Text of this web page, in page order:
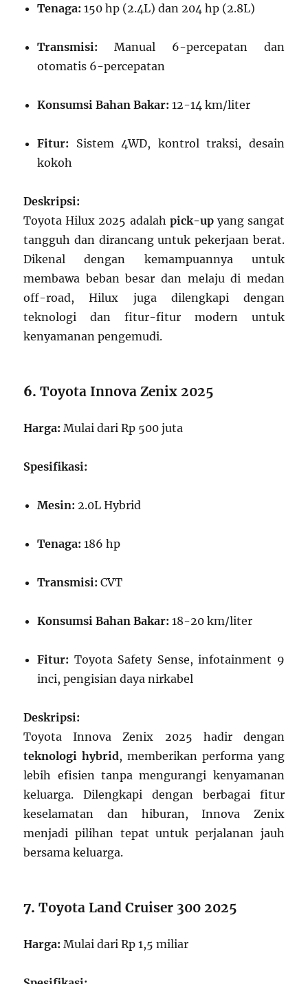
Tenaga: 150 hp (2.4L) dan 204 hp (2.8L)
Transmisi: Manual 6-percepatan dan
otomatis 6-percepatan
Konsumsi Bahan Bakar: 12-14 km/liter
Fitur: Sistem 4WD, kontrol traksi, desain
kokoh
Deskripsi:
Toyota Hilux 2025 adalah pick-upyang sangat
tangguh dan dirancang untuk pekerjaan berat.
Dikenal dengan kemampuannya untuk
membawa beban besar dan melaju di medan
off-road, Hilux juga dilengkapi dengan
teknologi dan fitur-fitur modern untuk
kenyamanan pengemudi.
6.Toyota Innova Zenix 2025
Harga: Mulai dari Rp 500 juta
Spesifikasi:
Mesin: 2.0L Hybrid
Tenaga: 186 hp
Transmisi: CVT
Konsumsi Bahan Bakar: 18-20 km/liter
Fitur: Toyota Safety Sense, infotainment 9
inci, pengisian daya nirkabel
Deskripsi:
Toyota Innova Zenix 2025 hadir dengan
teknologi hybrid, memberikan performa yang
lebih efisien tanpa mengurangi kenyamanan
keluarga. Dilengkapi dengan berbagai fitur
keselamatan dan hiburan, Innova Zenix
menjadi pilihan tepat untuk perjalanan jauh
bersama keluarga.
7.Toyota Land Cruiser 300 2025
Harga: Mulai dari Rp 1,5 miliar